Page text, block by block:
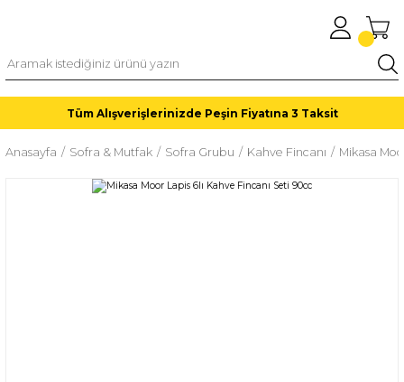
Tüm Alışverişlerinizde Peşin Fiyatına 3 Taksit
Anasayfa Sofra & Mutfak Sofra Grubu Kahve Fincanı Mikasa